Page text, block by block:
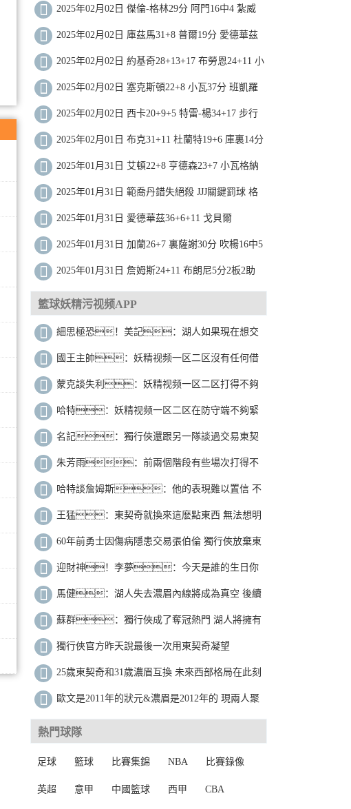
29+6+9 福克斯20分 雷霆大勝國王
2025年02月02日 傑倫-格林29分 阿門16中4 紮威
21+8 火箭不敵籃網
2025年02月02日 庫茲馬31+8 普爾19分 愛德華茲
缺陣 奇才力克森林狼止16連敗
2025年02月02日 約基奇28+13+17 布勞恩24+11 小
橋24+12 掘金拒絕黃蜂逆轉
2025年02月02日 塞克斯頓22+8 小瓦37分 班凱羅
19中4 爵士力克魔術止8連敗
2025年02月02日 西卡20+9+5 特雷-楊34+17 步行
者6人得分15+送老鷹8連敗
2025年02月01日 布克31+11 杜蘭特19+6 庫裏14分
&上半場僅2分 太陽大勝勇士
2025年01月31日 艾頓22+8 亨德森23+7 小瓦格納
24分 開拓者3人20+擊敗魔術
2025年01月31日 範喬丹錯失絕殺 JJJ關鍵罰球 格
林25分 灰熊拒絕橫掃險勝火箭
2025年01月31日 愛德華茲36+6+11 戈貝爾
16+9+5+4帽 森林狼大勝爵士迎5連勝
2025年01月31日 加蘭26+7 裏薩謝30分 吹楊16中5
騎士3人20+送老鷹7連敗
2025年01月31日 詹姆斯24+11 布朗尼5分2板2助
湖人38分大勝送奇才16連敗！
籃球妖精污视频APP
細思極恐！美記：湖人如果現在想交
易詹姆斯 也能夠大膽操作
國王主帥：妖精视频一区二区沒有任何借
口 拿了錢就得上場打出漂亮的表現
蒙克談失利：妖精视频一区二区打得不夠
努力 我真的非常生氣
哈特：妖精视频一区二区在防守端不夠緊
密 進攻端也很停滯
名記：獨行俠還跟另一隊談過交易東契
奇 但其出價獨行俠不滿意
朱芳雨：前兩個階段有些場次打得不
好 球隊也正在麵對新老交替
哈特談詹姆斯：他的表現難以置信 不
能把這當做是理所當然
王猛：東契奇就換來這麽點東西 無法想明
白這個交易到底為啥？
60年前勇士因傷病隱患交易張伯倫 獨行俠放棄東
契奇會後悔嗎？
迎財神！李夢：今天是誰的生日你
們都知道吧？都虔誠點
馬健：湖人失去濃眉內線將成為真空 後續
大概率通過交易補強內線
蘇群：獨行俠成了奪冠熱門 湖人將擁有
一個十來年的招牌巨星
獨行俠官方昨天說最後一次用東契奇凝望
照！布克回懟：挺遵守諾言
25歲東契奇和31歲濃眉互換 未來西部格局在此刻
改變
歐文是2011年的狀元&濃眉是2012年的 現兩人聚
首
熱門球隊
足球 籃球 比賽集錦 NBA 比賽錄像
英超 意甲 中國籃球 西甲 CBA